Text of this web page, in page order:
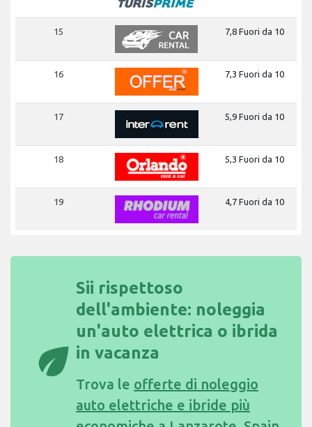
15 7,8 Fuori da 10
16 7,3 Fuori da 10
17 5,9 Fuori da 10
18 5,3 Fuori da 10
19 4,7 Fuori da 10
eco
Sii rispettoso
dell'ambiente: noleggia
un'auto elettrica o ibrida
in vacanza
Trova le offerte di noleggio
auto elettriche e ibride più